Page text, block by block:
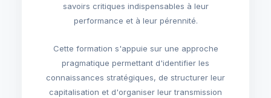
savoirs critiques indispensables à leur
performance et à leur pérennité.
Cette formation s'appuie sur une approche
pragmatique permettant d'identifier les
connaissances stratégiques, de structurer leur
capitalisation et d'organiser leur transmission